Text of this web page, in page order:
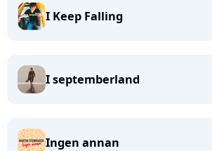
I Keep Falling
I septemberland
Ingen annan